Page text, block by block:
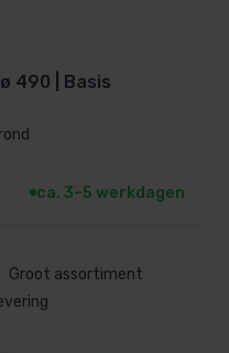
490 | Basis
ca. 3–5 werkdagen
Groot assortiment